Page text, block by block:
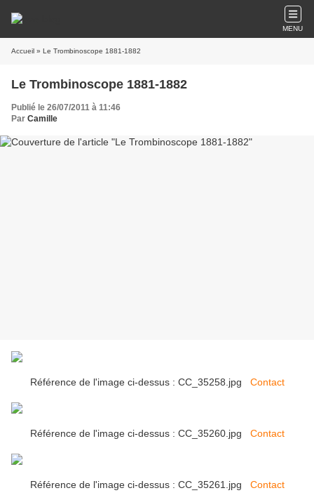
MENU
Accueil » Le Trombinoscope 1881-1882
Le Trombinoscope 1881-1882
Publié le 26/07/2011 à 11:46
Par Camille
Référence de l'image ci-dessus : CC_35258.jpg Contact
Référence de l'image ci-dessus : CC_35260.jpg Contact
Référence de l'image ci-dessus : CC_35261.jpg Contact